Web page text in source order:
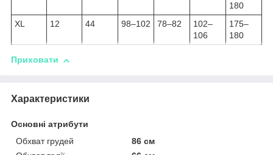
180
XL
12 44 98–102 78–82
102–
106
175–
180
Приховати
Характеристики
Основні атрибути
Обхват грудей
86 см